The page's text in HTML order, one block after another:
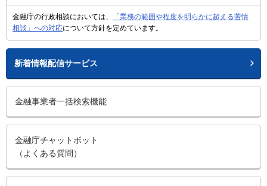
金融庁の行政相談においては、
「業務の範囲や程度を明らかに超える苦情
相談」への対応について方針を定めています。
新着情報配信サービス
金融事業者一括検索機能
金融庁チャットボット
（よくある質問）